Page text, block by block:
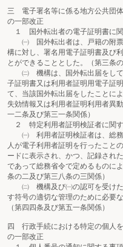
三 電子署名等に係る地方公共団
の一部改正
１ 国外転出者の電子証明書に
㈠ 国外転出者は、戸籍の附票
構に対し、署名用電子証明書及び
とができることとした。（第三条
㈡ 機構は、国外転出届をして
子証明書又は利用者証明用電子証
て、当該国外転出届をしたことに
失効情報又は利用者証明利用者異
一二条及び第三一条関係）
２ 特定利用者証明検証者に関
㈠ 利用者証明検証者は、総務
人が電子利用者証明を行ったこと
ードに表示され、かつ、記録され
であって総務省令で定めるものに
条の二及び第三八条の三関係）
㈡ 機構及び㈠の認可を受けた
す符号の適切な管理のために必要
（第四四条及び第五一条関係）
四 行政手続における特定の個人
の一部改正